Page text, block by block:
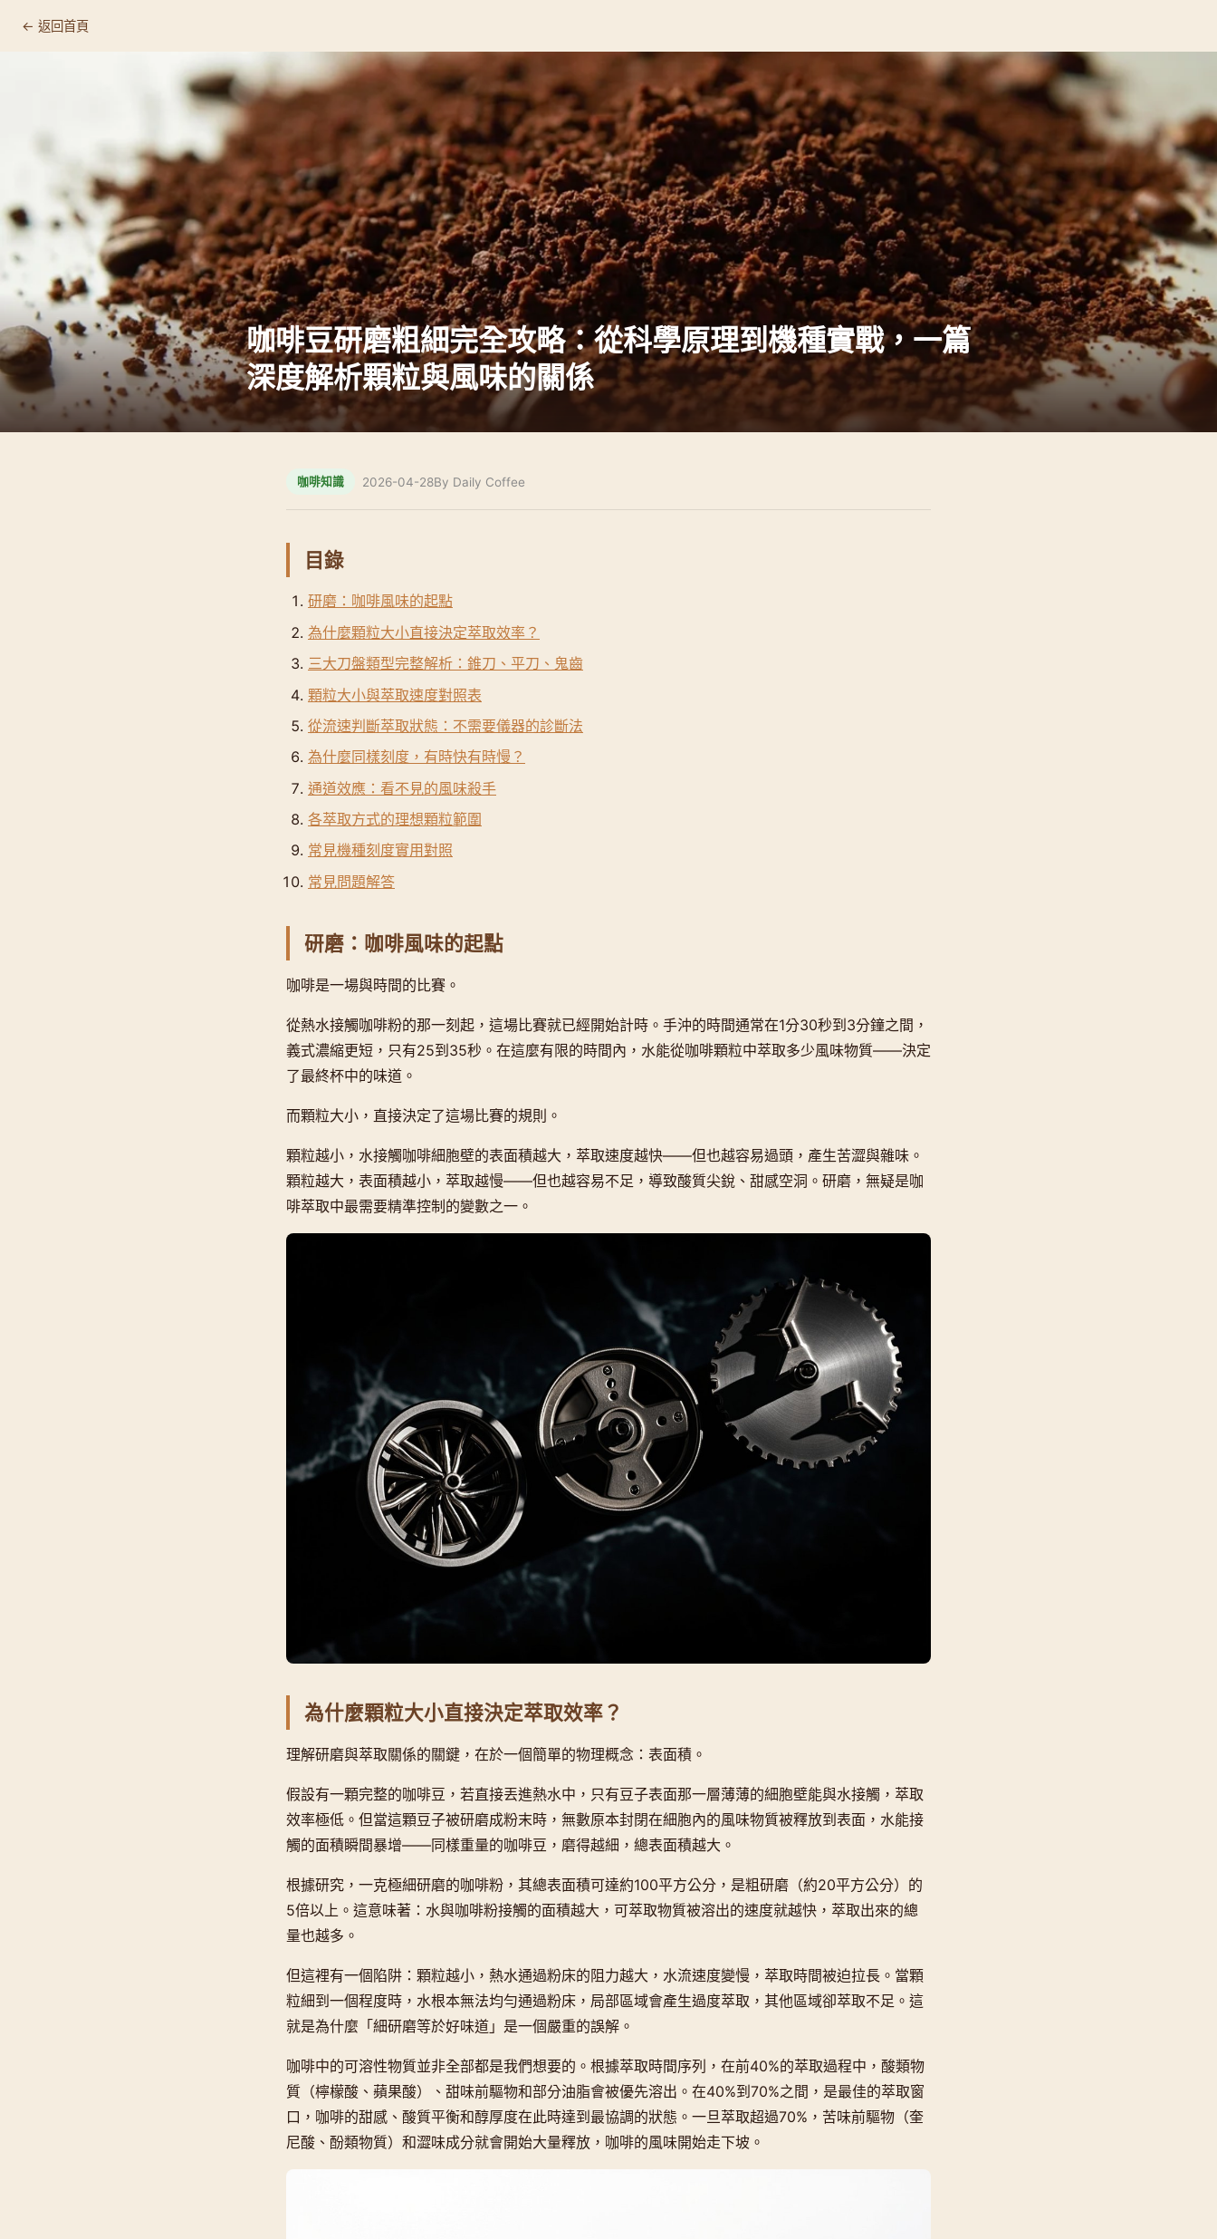
← 返回首頁
咖啡豆研磨粗細完全攻略：從科學原理到機種實戰，一篇
深度解析顆粒與風味的關係
咖啡知識 2026-04-28By Daily Coffee
目錄
研磨：咖啡風味的起點
為什麼顆粒大小直接決定萃取效率？
三大刀盤類型完整解析：錐刀、平刀、鬼齒
顆粒大小與萃取速度對照表
從流速判斷萃取狀態：不需要儀器的診斷法
為什麼同樣刻度，有時快有時慢？
通道效應：看不見的風味殺手
各萃取方式的理想顆粒範圍
常見機種刻度實用對照
常見問題解答
研磨：咖啡風味的起點
咖啡是一場與時間的比賽。
從熱水接觸咖啡粉的那一刻起，這場比賽就已經開始計時。手沖的時間通常在1分30秒到3分鐘之間，
義式濃縮更短，只有25到35秒。在這麼有限的時間內，水能從咖啡顆粒中萃取多少風味物質——決定
了最終杯中的味道。
而顆粒大小，直接決定了這場比賽的規則。
顆粒越小，水接觸咖啡細胞壁的表面積越大，萃取速度越快——但也越容易過頭，產生苦澀與雜味。
顆粒越大，表面積越小，萃取越慢——但也越容易不足，導致酸質尖銳、甜感空洞。研磨，無疑是咖
啡萃取中最需要精準控制的變數之一。
為什麼顆粒大小直接決定萃取效率？
理解研磨與萃取關係的關鍵，在於一個簡單的物理概念：表面積。
假設有一顆完整的咖啡豆，若直接丟進熱水中，只有豆子表面那一層薄薄的細胞壁能與水接觸，萃取
效率極低。但當這顆豆子被研磨成粉末時，無數原本封閉在細胞內的風味物質被釋放到表面，水能接
觸的面積瞬間暴增——同樣重量的咖啡豆，磨得越細，總表面積越大。
根據研究，一克極細研磨的咖啡粉，其總表面積可達約100平方公分，是粗研磨（約20平方公分）的
5倍以上。這意味著：水與咖啡粉接觸的面積越大，可萃取物質被溶出的速度就越快，萃取出來的總
量也越多。
但這裡有一個陷阱：顆粒越小，熱水通過粉床的阻力越大，水流速度變慢，萃取時間被迫拉長。當顆
粒細到一個程度時，水根本無法均勻通過粉床，局部區域會產生過度萃取，其他區域卻萃取不足。這
就是為什麼「細研磨等於好味道」是一個嚴重的誤解。
咖啡中的可溶性物質並非全部都是我們想要的。根據萃取時間序列，在前40%的萃取過程中，酸類物
質（檸檬酸、蘋果酸）、甜味前驅物和部分油脂會被優先溶出。在40%到70%之間，是最佳的萃取窗
口，咖啡的甜感、酸質平衡和醇厚度在此時達到最協調的狀態。一旦萃取超過70%，苦味前驅物（奎
尼酸、酚類物質）和澀味成分就會開始大量釋放，咖啡的風味開始走下坡。